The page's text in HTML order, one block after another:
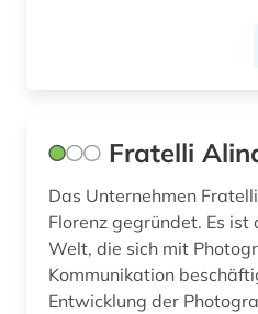
zeichnung (1)
zeitschrift (1)
zeitung (9)
ästhetik (1)
Fratelli
Das Unternehmen
Florenz gegründet. Es
Welt, die sich mit
Kommunikation
Entwicklung der